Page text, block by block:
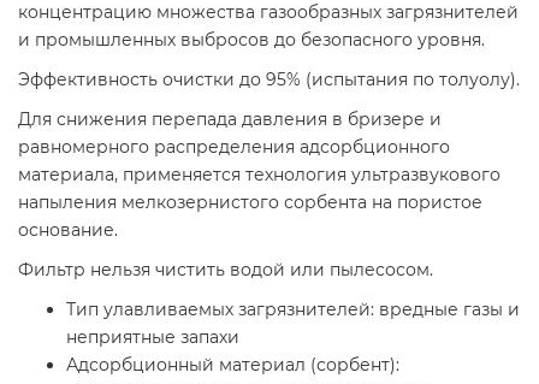
концентрацию множества газообразных загрязнителей
и промышленных выбросов до безопасного уровня.
Эффективность очистки до 95% (испытания по толуолу).
Для снижения перепада давления в бризере и
равномерного распределения адсорбционного
материала, применяется технология ультразвукового
напыления мелкозернистого сорбента на пористое
основание.
Фильтр нельзя чистить водой или пылесосом.
Тип улавливаемых загрязнителей: вредные газы и
неприятные запахи
Адсорбционный материал (сорбент):